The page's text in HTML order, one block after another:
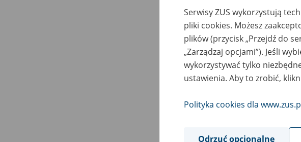
Serwisy ZUS wykorzystują
pliki cookies. Możesz
plików (przycisk „Przejdź do
„Zarządzaj opcjami”). Jeśli
wykorzystywać tylko
ustawienia. Aby to zrobić,
Polityka cookies dla
Odrzuć opcjonalne